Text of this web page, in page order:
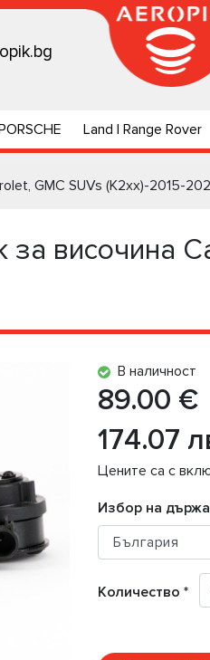
Land | Range Rover
GMC SUVs (K2xx)-2015-
за височина
В наличност
89.00 €
174.07
Цените са с
Избор на
Количество *